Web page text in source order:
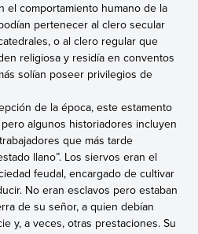
el comportamiento humano de la
pertenecer al clero secular
o al clero regular que
religiosa y residía en conventos
solían poseer privilegios de
de la época, este estamento
algunos historiadores incluyen
que más tarde
llano”. Los siervos eran el
feudal, encargado de cultivar
No eran esclavos pero estaban
de su señor, a quien debían
y, a veces, otras prestaciones. Su